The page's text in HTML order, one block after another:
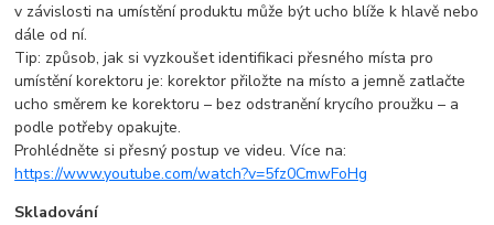
v závislosti na umístění produktu může být ucho blíže k hlavě nebo
dále od ní.
Tip: způsob, jak si vyzkoušet identifikaci přesného místa pro
umístění korektoru je: korektor přiložte na místo a jemně zatlačte
ucho směrem ke korektoru – bez odstranění krycího proužku – a
podle potřeby opakujte.
Prohlédněte si přesný postup ve videu. Více na:
https://www.youtube.com/watch?v=5fz0CmwFoHg
Skladování